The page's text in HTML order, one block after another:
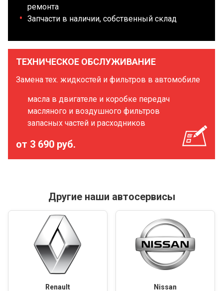
ремонта
Запчасти в наличии, собственный склад
ТЕХНИЧЕСКОЕ ОБСЛУЖИВАНИЕ
Замена тех. жидкостей и фильтров в автомобиле
масла в двигателе и коробке передач
масляного и воздушного фильтров
запасных частей и расходников
от 3 690 руб.
Другие наши автосервисы
Renault Nissan